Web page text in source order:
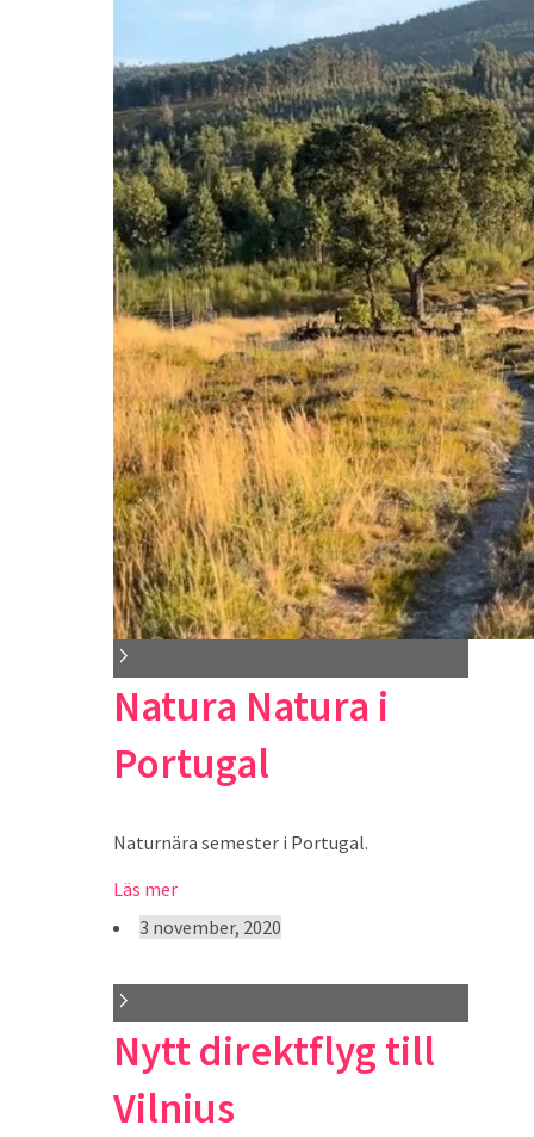
Natura Natura i
Portugal
Naturnära semester i Portugal.
Läs mer
3 november, 2020
Nytt direktflyg till
Vilnius